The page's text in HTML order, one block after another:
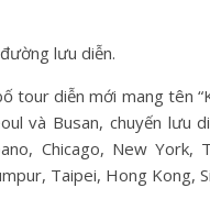
lưu diễn.
tour diễn mới mang tên
và Busan, chuyến lưu
Chicago, New
Taipei, Hong Kong,